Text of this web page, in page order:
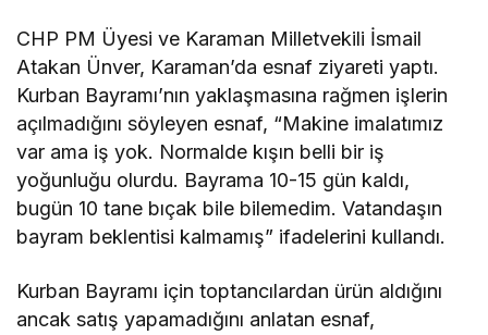
CHP PM Üyesi ve Karaman Milletvekili İsmail
Atakan Ünver, Karaman’da esnaf ziyareti yaptı.
Kurban Bayramı’nın yaklaşmasına rağmen işlerin
açılmadığını söyleyen esnaf, “Makine imalatımız
var ama iş yok. Normalde kışın belli bir iş
yoğunluğu olurdu. Bayrama 10-15 gün kaldı,
bugün 10 tane bıçak bile bilemedim. Vatandaşın
bayram beklentisi kalmamış” ifadelerini kullandı.
Kurban Bayramı için toptancılardan ürün aldığını
ancak satış yapamadığını anlatan esnaf,